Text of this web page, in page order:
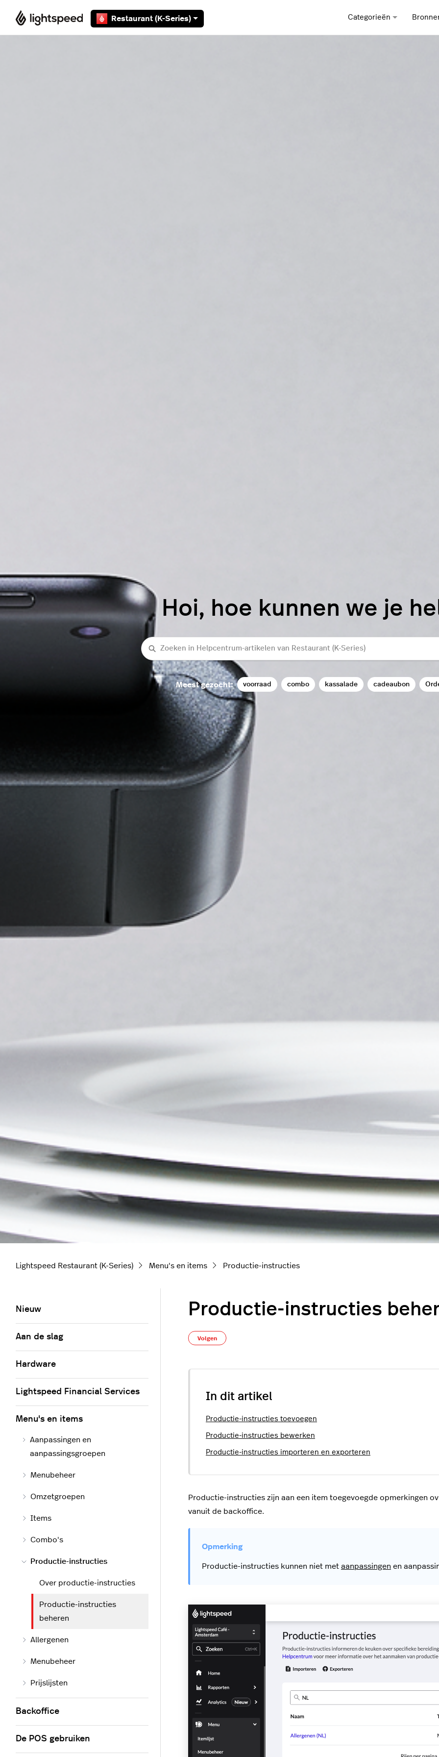
Restaurant (K-Series)
Categorieën
Hoi, hoe kunnen we je
Zoeken
Meest gezocht: voorraad combo kassalade cadeaubon
Lightspeed Restaurant (K-Series) Menu's en items Productie-instructies
Productie-instructies
Volgen
In dit artikel
Productie-instructies toevoegen
Productie-instructies bewerken
Productie-instructies importeren en exporteren
Productie-instructies zijn aan een item toegevoegde opmerkingen
vanuit de backoffice.
Productie-instructies kunnen niet met aanpassingen en
Nieuw
Aan de slag
Hardware
Lightspeed Financial Services
Menu's en items
Aanpassingen en
aanpassingsgroepen
Menubeheer
Omzetgroepen
Items
Combo's
Productie-instructies
Over productie-instructies
Productie-instructies
beheren
Allergenen
Menubeheer
Prijslijsten
Backoffice
De POS gebruiken